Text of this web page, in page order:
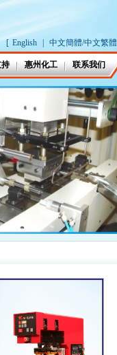
[ English 中文簡體/中文繁體
惠州化工 联系我们